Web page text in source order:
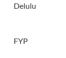
Delulu
FYP